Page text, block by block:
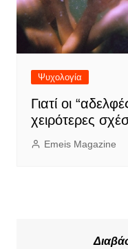
Ψυχολογία
Γιατί οι
χειρότερες
Emeis Magazine